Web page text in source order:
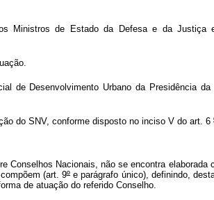
Ministros de Estado da Defesa e da Justiça
Desenvolvimento Urbano da Presidência da
do SNV, conforme disposto no inciso V do art. 6
Conselhos Nacionais, não se encontra elaborada
(art. 9ºe parágrafo único), definindo,
de atuação do referido Conselho.